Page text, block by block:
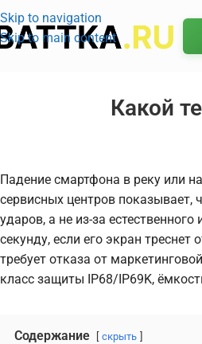
Skip to navigation
Skip to main content
Какой
Падение смартфона в реку или
сервисных центров показывает,
ударов, а не из-за
секунду, если его экран
требует отказа от
класс защиты IP68/IP69K,
Содержание скрыть